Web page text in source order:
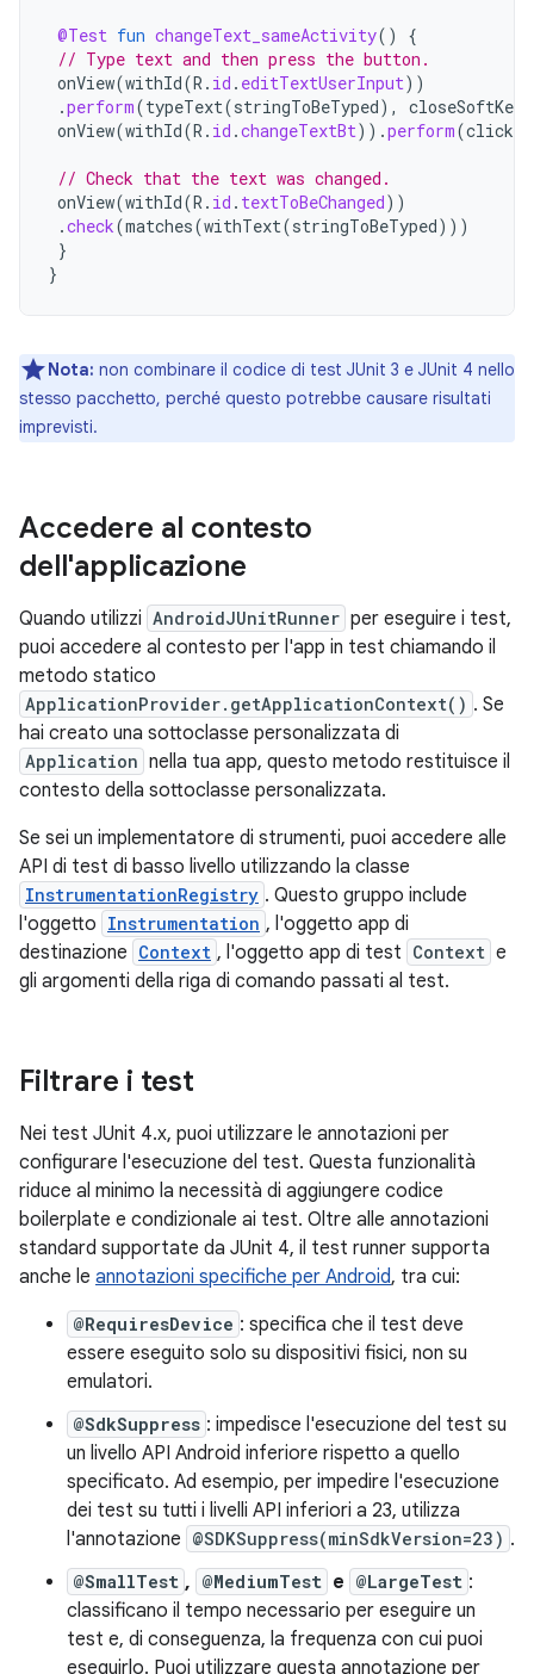
@Test fun changeText_sameActivity()
{
// Type text and then press the button.
onView(withId(R . id . editTextUserInput))
.perform(typeText(stringToBeTyped),
onView(withId(R . id .changeTextBt)).perform(click
// Check that the text was changed.
onView(withId(R . id . textToBeChanged))
.check(matches(withText(stringToBeTyped)))
}
}
Nota: non combinare il codice di test JUnit 3 e JUnit 4 nello
stesso pacchetto, perché questo potrebbe causare risultati
imprevisti.
Accedere al contesto
dell'applicazione
Quando utilizzi AndroidJUnitRunner per eseguire i test,
puoi accedere al contesto per l'app in test chiamando il
metodo statico
ApplicationProvider.getApplicationContext() . Se
hai creato una sottoclasse personalizzata di
Application nella tua app, questo metodo restituisce il
contesto della sottoclasse personalizzata.
Se sei un implementatore di strumenti, puoi accedere alle
API di test di basso livello utilizzando la classe
InstrumentationRegistry . Questo gruppo include
l'oggetto Instrumentation , l'oggetto app di
destinazione Context , l'oggetto app di test Context e
gli argomenti della riga di comando passati al test.
Filtrare i test
Nei test JUnit 4.x, puoi utilizzare le annotazioni per
configurare l'esecuzione del test. Questa funzionalità
riduce al minimo la necessità di aggiungere codice
boilerplate e condizionale ai test. Oltre alle annotazioni
standard supportate da JUnit 4, il test runner supporta
anche le annotazioni specifiche per Android, tra cui:
@RequiresDevice : specifica che il test deve
essere eseguito solo su dispositivi fisici, non su
emulatori.
@SdkSuppress : impedisce l'esecuzione del test su
un livello API Android inferiore rispetto a quello
specificato. Ad esempio, per impedire l'esecuzione
dei test su tutti i livelli API inferiori a 23, utilizza
l'annotazione @SDKSuppress(minSdkVersion=23) .
@SmallTest , @MediumTest e @LargeTest :
classificano il tempo necessario per eseguire un
test e, di conseguenza, la frequenza con cui puoi
eseguirlo. Puoi utilizzare questa annotazione per